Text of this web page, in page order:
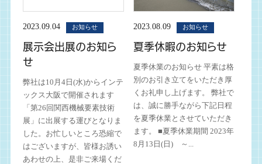
2023.09.04 お知らせ
展示会出展のお知ら
せ
弊社は10月4日(水)からインテ
ックス大阪で開催されます
「第26回関西機械要素技術
展」に出展する運びとなりま
した。お忙しいところ恐縮で
はございますが、皆様お誘い
あわせの上、是非ご来場くだ
2023.08.09 お知らせ
夏季休暇のお知らせ
夏季休業のお知らせ 平素は格
別のお引き立てをいただき厚
くお礼申し上げます。 弊社で
は、誠に勝手ながら下記日程
を夏季休業とさせていただき
ます。 ■夏季休業期間 2023年
8月13日(日) ～...